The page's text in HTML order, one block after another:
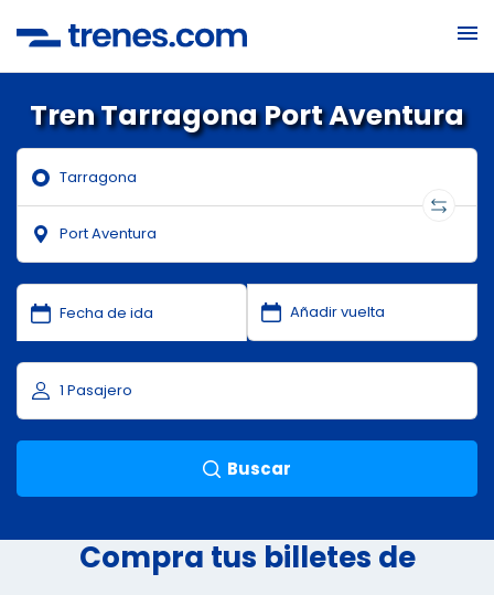
Tren Tarragona Port Aventura
Buscar
Compra tus billetes de